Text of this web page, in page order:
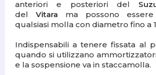
anteriori e posteriori del
del Vitara ma possono
qualsiasi molla con diametro fino a
Indispensabili a tenere fissata al
quando si utilizzano
e la sospensione va in staccamolla.